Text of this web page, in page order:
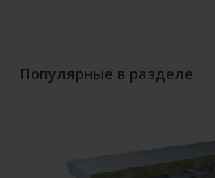
Популярные в разделе